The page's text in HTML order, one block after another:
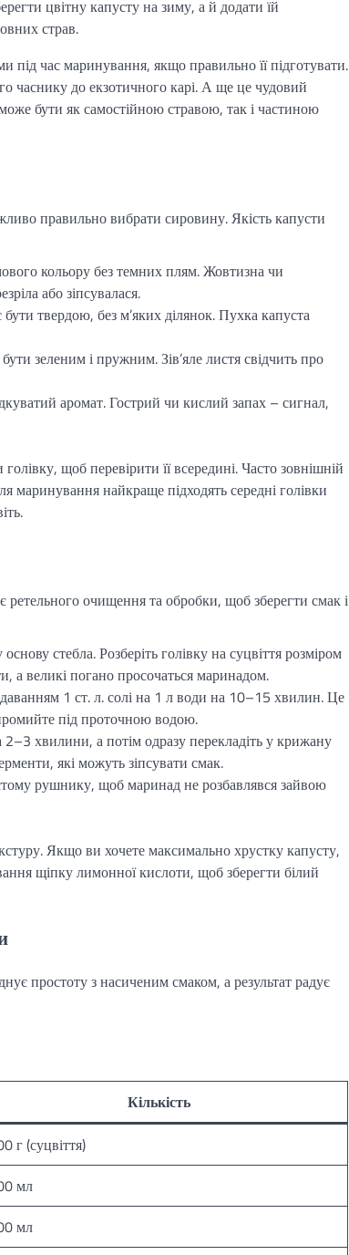
цвітну капусту на зиму, а й додати їй
страв.
під час маринування, якщо правильно її підготувати.
часнику до екзотичного карі. А ще це чудовий
бути як самостійною стравою, так і частиною
правильно вибрати сировину. Якість капусти
кольору без темних плям. Жовтизна чи
або зіпсувалася.
твердою, без м’яких ділянок. Пухка капуста
зеленим і пружним. Зів’яле листя свідчить про
аромат. Гострий чи кислий запах – сигнал,
щоб перевірити її всередині. Часто зовнішній
маринування найкраще підходять середні голівки
ретельного очищення та обробки, щоб зберегти смак і
стебла. Розберіть голівку на суцвіття розміром
а великі погано просочаться маринадом.
1 ст. л. солі на 1 л води на 10–15 хвилин. Це
під проточною водою.
2–3 хвилини, а потім одразу перекладіть у крижану
які можуть зіпсувати смак.
рушнику, щоб маринад не розбавлявся зайвою
Якщо ви хочете максимально хрустку капусту,
щіпку лимонної кислоти, щоб зберегти білий
простоту з насиченим смаком, а результат радує
Кількість
г (суцвіття)
мл
мл